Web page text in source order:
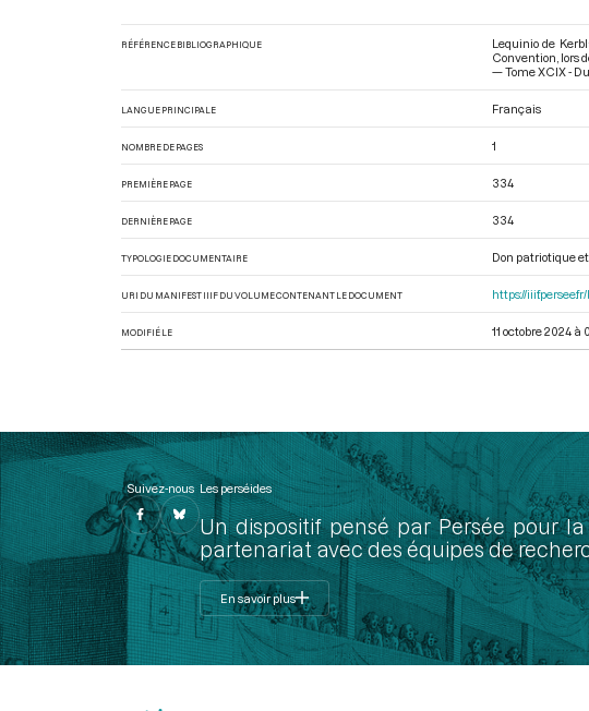
RÉFÉRENCE BIBLIOGRAPHIQUE
Lequinio de
Convention, lors
— Tome XCIX -
LANGUE PRINCIPALE Français
NOMBRE DE PAGES 1
PREMIÈRE PAGE 334
DERNIÈRE PAGE 334
TYPOLOGIE DOCUMENTAIRE Don patriotique
URI DU MANIFEST IIIF DU VOLUME CONTENANT LE DOCUMENT https://
MODIFIÉ LE 11 octobre 2024 à
Suivez-nous Les perséides
Un dispositif pensé par Persée pour
partenariat avec des équipes de
En savoir plus